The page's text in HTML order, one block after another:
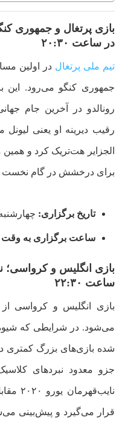
بازی پرتغال و جمهوری
در ساعت ۲۰:۳۰
تیم ملی پرتغال
جمهوری کنگو می‌رود. این
رونالدو در آخرین جام
رقیب دیرینه او یعنی
برای درخشش در گام نخست
تاریخ برگزاری: چهارشنبه ۲۷ خرداد
ساعت برگزاری به وقت
ساعت ۲۲:۳۰
می‌شود. در شرایطی که
شده بازی‌های بزرگ کمتری
جزو معدود نبردهای
قرار می‌گیرد و پیش‌بینی